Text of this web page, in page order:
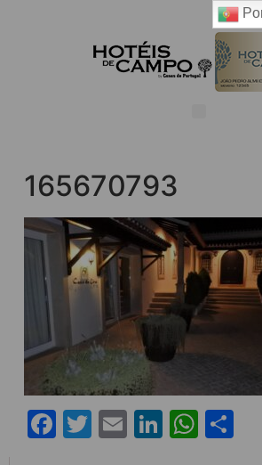
165670793
Facebook
Twitter
EmailLinkedIn